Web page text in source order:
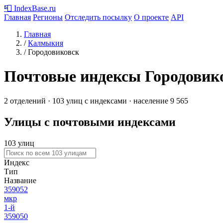
📮 IndexBase.ru
Главная Регионы Отследить посылку О проекте API
Главная
/ Калмыкия
/ Городовиковск
Почтовые индексы
2 отделений · 103 улиц с индексами · население 9 565
Улицы с почтовыми индексами
103 улиц
Индекс
Тип
Название
359052
мкр
1-й
359050